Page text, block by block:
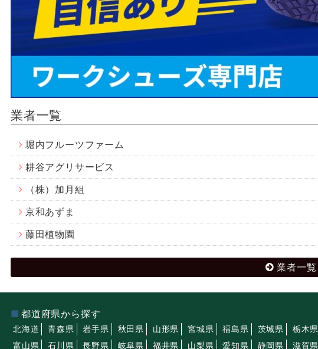
業者一覧
堀内フルーツファーム
耕谷アグリサービス
（株）加月組
京和あずま
藤田植物園
業者一覧
都道府県から探す
北海道 青森県 岩手県 秋田県 山形県 宮城県 福島県 茨城県 栃木県
富山県
石川県 長野県 岐阜県 福井県 山梨県 愛知県 静岡県 滋賀県